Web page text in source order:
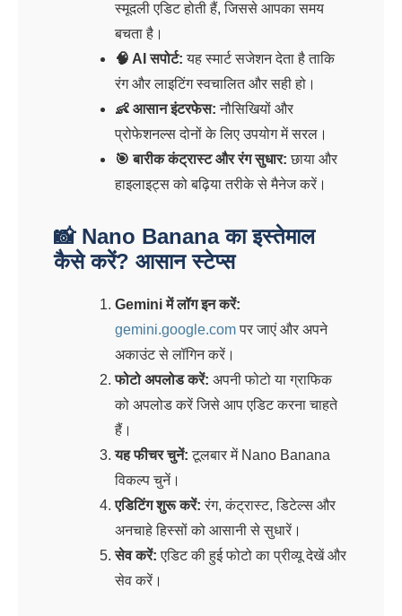
स्मूदली एडिट होती हैं, जिससे आपका समय
बचता है।
🧠 AI सपोर्ट: यह स्मार्ट सजेशन देता है ताकि
रंग और लाइटिंग स्वचालित और सही हो।
👶 आसान इंटरफेस: नौसिखियों और
प्रोफेशनल्स दोनों के लिए उपयोग में सरल।
🎯 बारीक कंट्रास्ट और रंग सुधार: छाया और
हाइलाइट्स को बढ़िया तरीके से मैनेज करें।
📸 Nano Banana का इस्तेमाल
कैसे करें? आसान स्टेप्स
Gemini में लॉग इन करें:
gemini.google.comपर जाएं और अपने
अकाउंट से लॉगिन करें।
फोटो अपलोड करें: अपनी फोटो या ग्राफिक
को अपलोड करें जिसे आप एडिट करना चाहते
हैं।
यह फीचर चुनें: टूलबार में Nano Banana
विकल्प चुनें।
एडिटिंग शुरू करें: रंग, कंट्रास्ट, डिटेल्स और
अनचाहे हिस्सों को आसानी से सुधारें।
सेव करें: एडिट की हुई फोटो का प्रीव्यू देखें और
सेव करें।